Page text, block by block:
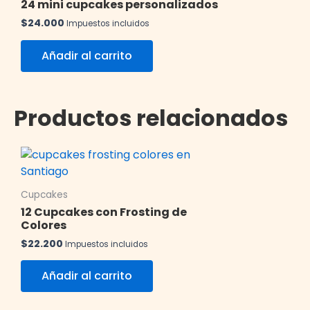
24 mini cupcakes personalizados
$24.000 Impuestos incluidos
Añadir al carrito
Este
tiene
variantes.
Las
se
en
de
Productos relacionados
Cupcakes
12 Cupcakes con Frosting de
Colores
$22.200 Impuestos incluidos
Añadir al carrito
Este
tiene